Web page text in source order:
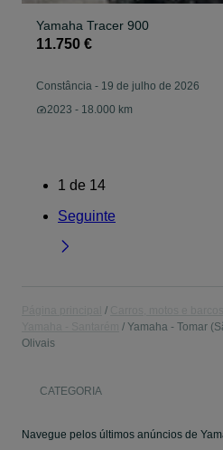
Yamaha Tracer 900
11.750 €
Constância - 19 de julho de 2026
2023 - 18.000 km
1 de 14
Seguinte
Yamaha - Tomar
Olivais
CATEGORIA